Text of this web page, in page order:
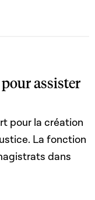
assister
pour la création
La fonction
dans